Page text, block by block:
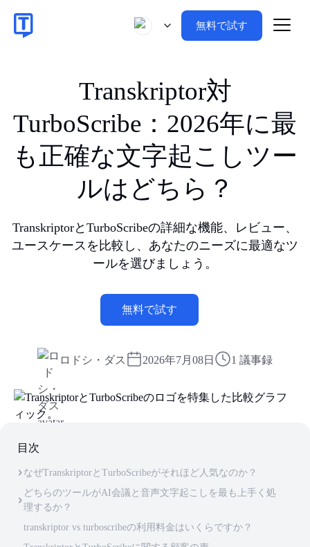
無料で試す
Transkriptor対
TurboScribe：2026年に最
も正確な文字起こしツー
ルはどちら？
TranskriptorとTurboScribeの詳細な機能、レビュー、
ユースケースを比較し、あなたのニーズに最適なツ
ールを選びましょう。
無料で試す
ロドシ・ダス 2026年7月08日 1 議事録
目次
なぜTranskriptorとTurboScribeがそれほど人気なのか？
どちらのツールがAI会議と音声文字起こしを最も上手く処
理するか？
transkriptor vs turboscribeの利用料金はいくらですか？